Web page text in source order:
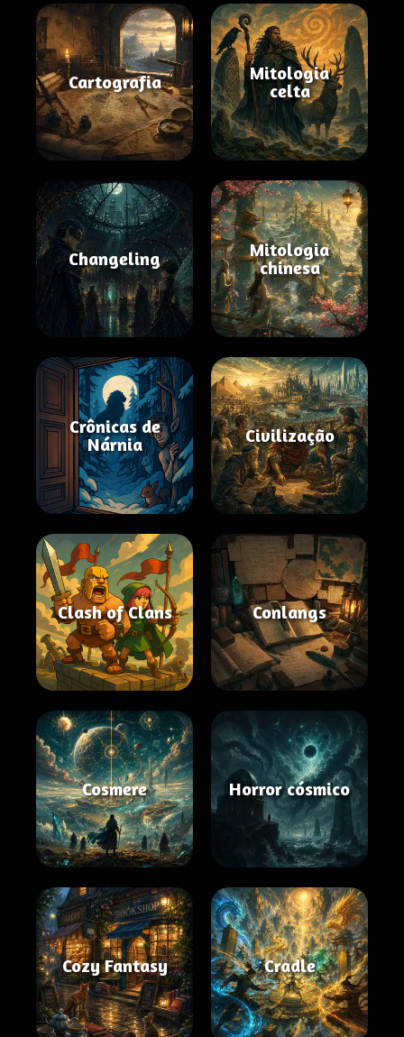
Cartografia
Mitologia
celta
Changeling
Mitologia
chinesa
Crônicas de
Nárnia
Civilização
Clash of Clans Conlangs
Cosmere Horror cósmico
Cozy Fantasy Cradle